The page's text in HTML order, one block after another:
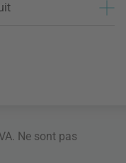
Ne sont pas